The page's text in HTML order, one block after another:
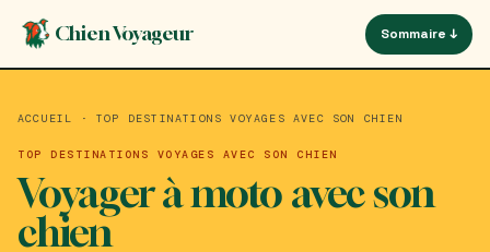
contenu
Chien Voyageur Sommaire ↓
ACCUEIL ·TOP DESTINATIONS VOYAGES AVEC SON CHIEN
TOP DESTINATIONS VOYAGES AVEC SON CHIEN
Voyager à moto avec son
chien